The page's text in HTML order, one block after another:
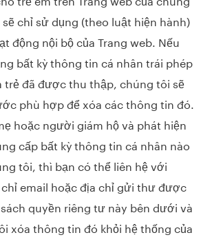
chỉ sử dụng (theo luật hiện hành)
động nội bộ của Trang web. Nếu
bất kỳ thông tin cá nhân trái phép
trẻ đã được thu thập, chúng tôi sẽ
phù hợp để xóa các thông tin đó.
hoặc người giám hộ và phát hiện
cấp bất kỳ thông tin cá nhân nào
tôi, thì bạn có thể liên hệ với
email hoặc địa chỉ gửi thư được
quyền riêng tư này bên dưới và
xóa thông tin đó khỏi hệ thống của